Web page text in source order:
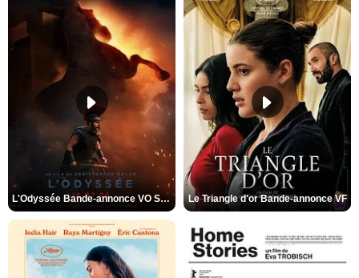
L'Odyssée Bande-annonce VO STFR Le Triangle d'or Bande-annonce VF